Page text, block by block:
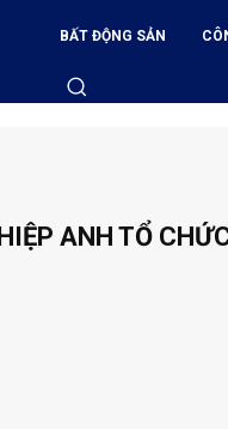
BẤT ĐỘNG SẢN
ANH TỔ